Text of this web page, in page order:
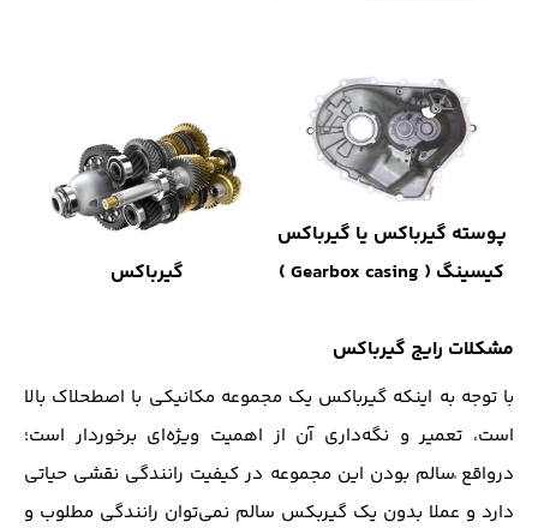
پوسته گیرباکس یا گیرباکس
کیسینگ ( Gearbox casing )
گیرباکس
مشکلات رایج گیرباکس
با توجه به اینکه گیرباکس یک مجموعه مکانیکی با اصطحلاک بالا
است، تعمیر و نگه‌داری آن از اهمیت ویژه‌ای برخوردار است؛
درواقع ٰسالم بودن این مجموعه در کیفیت رانندگی نقشی حیاتی
دارد و عملا بدون یک گیربکس سالم نمی‌توان رانندگی مطلوب و